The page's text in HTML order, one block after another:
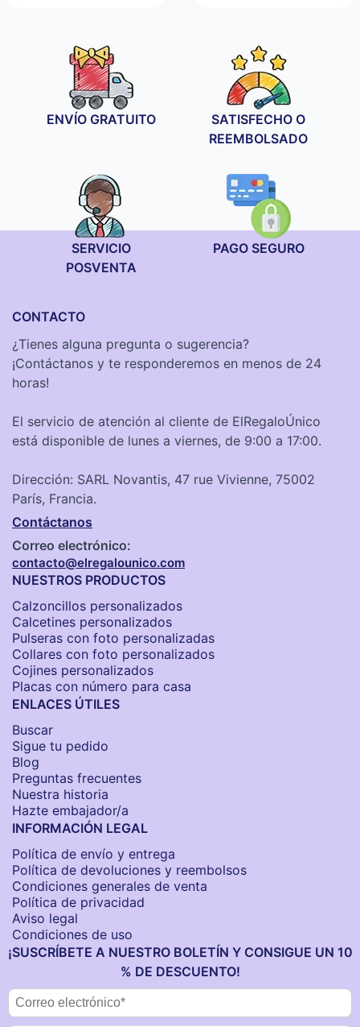
ENVÍO GRATUITO
SATISFECHO O
REEMBOLSADO
SERVICIO
POSVENTA
PAGO SEGURO
CONTACTO
¿Tienes alguna pregunta o sugerencia?
¡Contáctanos y te responderemos en menos de 24
horas!
El servicio de atención al cliente de ElRegaloÚnico
está disponible de lunes a viernes, de 9:00 a 17:00.
Dirección: SARL Novantis, 47 rue Vivienne, 75002
París, Francia.
Contáctanos
Correo electrónico:
contacto@elregalounico.com
NUESTROS PRODUCTOS
Calzoncillos personalizados​
Calcetines personalizados
Pulseras con foto personalizadas
Collares con foto personalizados
Cojines personalizados
Placas con número para casa
ENLACES ÚTILES
Buscar
Sigue tu pedido
Blog
Preguntas frecuentes
Nuestra historia
Hazte embajador/a
INFORMACIÓN LEGAL
Política de envío y entrega
Política de devoluciones y reembolsos
Condiciones generales de venta
Política de privacidad
Aviso legal
Condiciones de uso
¡SUSCRÍBETE A NUESTRO BOLETÍN Y CONSIGUE UN 10
% DE DESCUENTO!